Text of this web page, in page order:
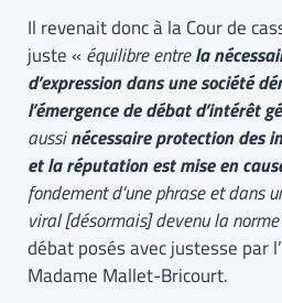
Il revenait donc à la Cour de
juste « équilibre entrela
d’expression dans une société
l’émergence de débat d’intérêt
aussinécessaire protection des
et la réputation est mise en
fondement d’une phrase et dans
viral [désormais] devenu la norme
débat posés avec justesse par
Madame Mallet-Bricourt.